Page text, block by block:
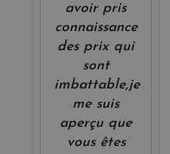
avoir pris
connaissance
des prix qui
sont
imbattable,je
me suis
aperçu que
vous êtes